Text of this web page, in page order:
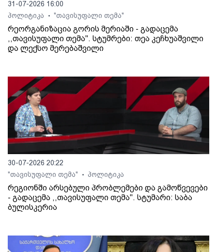
31-07-2026 16:00
პოლიტიკა
• "თავისუფალი თემა"
რეორგანიზაცია გორის მერიაში - გადაცემა
,,თავისუფალი თემა". სტუმრები: თეა კეჩხუაშვილი
და ლექსო მერებაშვილი
30-07-2026 20:22
"თავისუფალი თემა"
• პოლიტიკა
რეგიონში არსებული პრობლემები და გამოწვევები
- გადაცემა ,,თავისუფალი თემა". სტუმარი: საბა
ბულისკერია